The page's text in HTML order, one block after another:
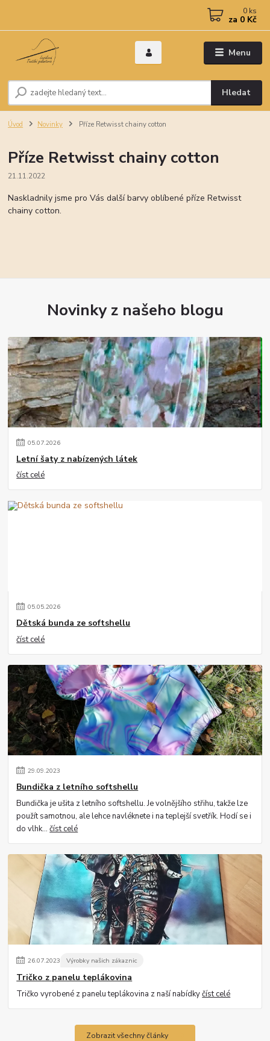
Menu
Hledat
0 ks
za 0 Kč
Úvod Novinky Příze Retwisst chainy cotton
Příze Retwisst chainy cotton
21.11.2022
Naskladnily jsme pro Vás další barvy oblíbené příze Retwisst
chainy cotton.
Novinky z našeho blogu
05.07.2026
Letní šaty z nabízených látek
číst celé
05.05.2026
Dětská bunda ze softshellu
číst celé
29.09.2023
Bundička z letního softshellu
Bundička je ušita z letního softshellu. Je volnějšího střihu, takže lze
použít samotnou, ale lehce navléknete i na teplejší svetřík. Hodí se i
do vlhk...číst celé
26.07.2023 Výrobky našich zákaznic
Tričko z panelu teplákovina
Tričko vyrobené z panelu teplákovina z naší nabídkyčíst celé
Zobrazit všechny články